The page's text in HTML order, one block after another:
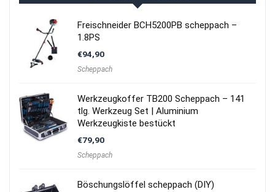
Freischneider BCH5200PB scheppach –
1.8PS
€94,90
Scheppach
Werkzeugkoffer TB200 Scheppach – 141
tlg. Werkzeug Set | Aluminium
Werkzeugkiste bestückt
€79,90
Scheppach
Böschungslöffel scheppach (DIY)